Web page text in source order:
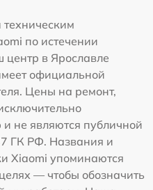
по истечении
центр в Ярославле
официальной
Цены на ремонт,
не являются публичной
ГК РФ. Названия и
Xiaomi упоминаются
— чтобы обозначить